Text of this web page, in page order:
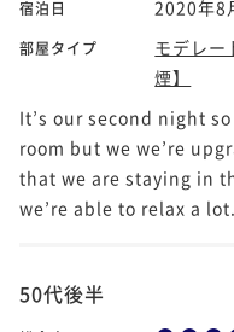
宿泊日 2020年8
部屋タイプ
モデレー
煙】
It’s our second night
room but we we’re
that we are staying in
we’re able to relax a
50代後半